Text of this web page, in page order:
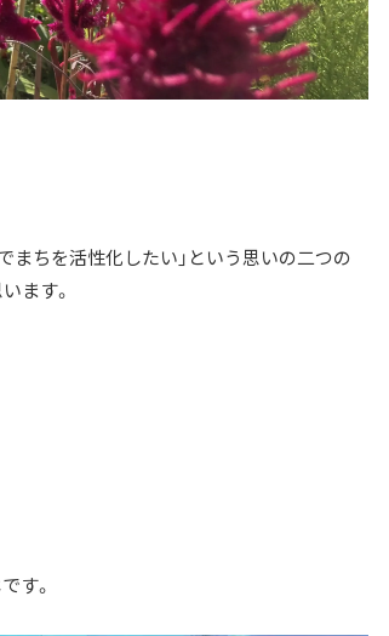
まちを活性化したい」という思いの二つの
ます。
す。